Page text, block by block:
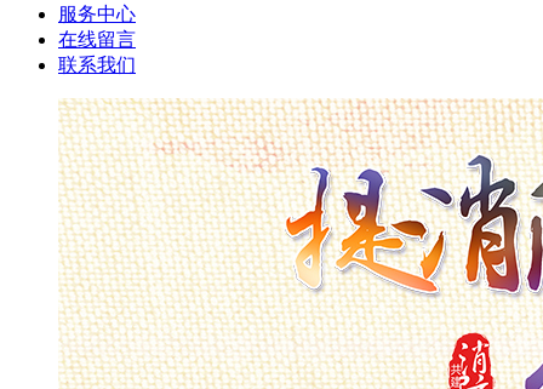
服务中心
在线留言
联系我们